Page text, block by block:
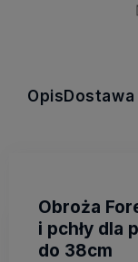
OpisDostawa
Obroża
i pchły dla
do 38cm